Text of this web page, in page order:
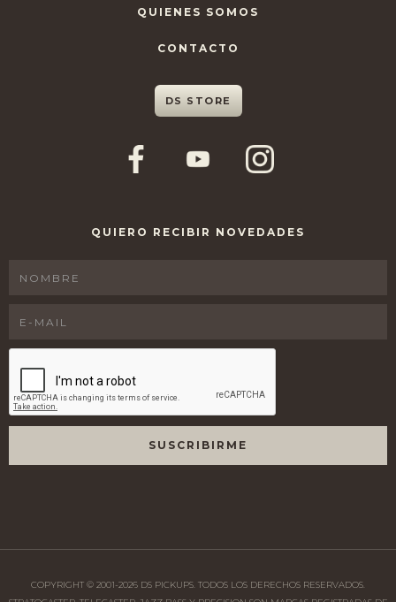
QUIENES SOMOS
CONTACTO
DS STORE
QUIERO RECIBIR NOVEDADES
COPYRIGHT © 2001-2026 DS PICKUPS. TODOS LOS DERECHOS RESERVADOS.